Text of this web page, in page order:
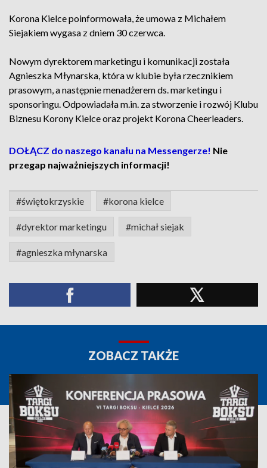
Korona Kielce poinformowała, że umowa z Michałem
Siejakiem wygasa z dniem 30 czerwca.
Nowym dyrektorem marketingu i komunikacji została
Agnieszka Młynarska, która w klubie była rzecznikiem
prasowym, a następnie menadżerem ds. marketingu i
sponsoringu. Odpowiadała m.in. za stworzenie i rozwój Klubu
Biznesu Korony Kielce oraz projekt Korona Cheerleaders.
DOŁĄCZ do naszego kanału na Messengerze! Nie
przegap najważniejszych informacji!
#świętokrzyskie #korona kielce
#dyrektor marketingu #michał siejak
#agnieszka młynarska
ZOBACZ TAKŻE